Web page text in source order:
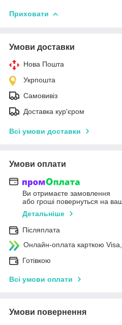
Приховати
Умови доставки
Нова Пошта
Укрпошта
Самовивіз
Доставка кур'єром
Всі умови доставки
Умови оплати
Ви отримаєте замовлення
або гроші повернуться на
Детальніше
Післяплата
Онлайн-оплата карткою
Готівкою
Всі умови оплати
Умови повернення